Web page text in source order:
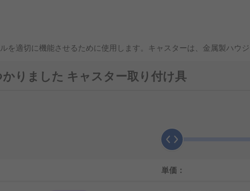
を適切に機能させるために使用します。キャスターは、金属製ハウ
の種類に基づいて選択する必要があります。たとえば、 使用するヘ
様のニーズに応じられるように、さまざまな長さのものがあります
りました キャスター取り付け具
単価：